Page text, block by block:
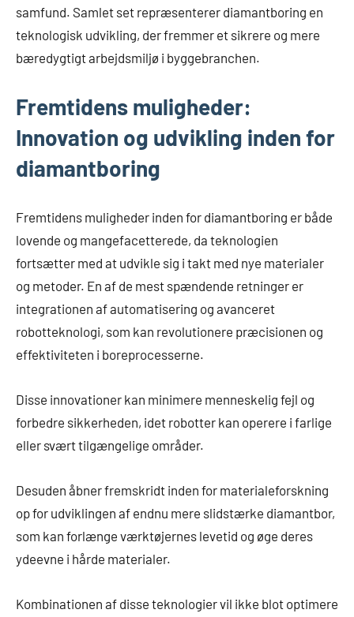
samfund. Samlet set repræsenterer diamantboring en
teknologisk udvikling, der fremmer et sikrere og mere
bæredygtigt arbejdsmiljø i byggebranchen.
Fremtidens muligheder:
Innovation og udvikling inden for
diamantboring
Fremtidens muligheder inden for diamantboring er både
lovende og mangefacetterede, da teknologien
fortsætter med at udvikle sig i takt med nye materialer
og metoder. En af de mest spændende retninger er
integrationen af automatisering og avanceret
robotteknologi, som kan revolutionere præcisionen og
effektiviteten i boreprocesserne.
Disse innovationer kan minimere menneskelig fejl og
forbedre sikkerheden, idet robotter kan operere i farlige
eller svært tilgængelige områder.
Desuden åbner fremskridt inden for materialeforskning
op for udviklingen af endnu mere slidstærke diamantbor,
som kan forlænge værktøjernes levetid og øge deres
ydeevne i hårde materialer.
Kombinationen af disse teknologier vil ikke blot optimere